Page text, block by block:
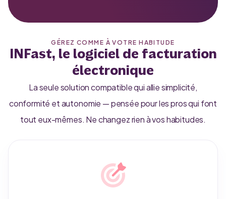
GÉREZ COMME À VOTRE HABITUDE
INFast, le logiciel de facturation
électronique
La seule solution compatible qui allie simplicité,
conformité et autonomie — pensée pour les pros qui font
tout eux-mêmes. Ne changez rien à vos habitudes.